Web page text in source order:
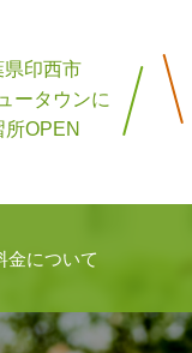
県印西市
ータウンに
所OPEN
金について